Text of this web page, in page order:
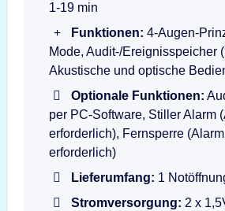
1-19 min
Funktionen: 4-Augen-
Mode, Audit-/Ereignisspeicher
Akustische und optische
Optionale Funktionen:
per PC-Software, Stiller Alarm
erforderlich), Fernsperre
erforderlich)
Lieferumfang: 1
Stromversorgung: 2 x